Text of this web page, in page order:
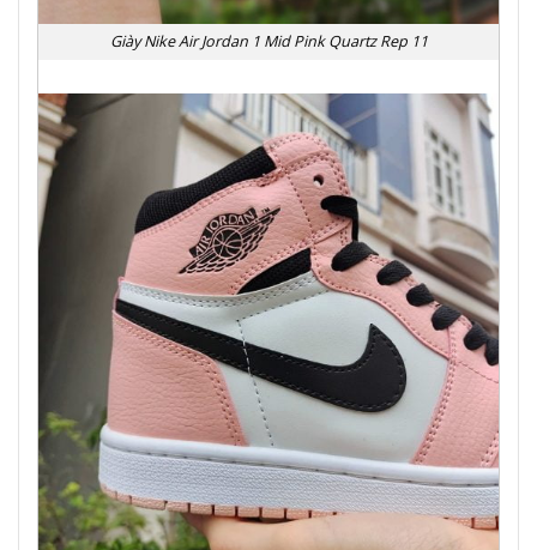
Giày Nike Air Jordan 1 Mid Pink Quartz Rep 11